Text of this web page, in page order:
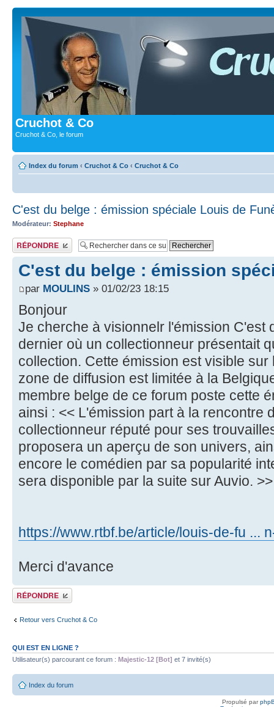
Cruchot & Co
Cruchot & Co, le forum
Index du forum ‹ Cruchot & Co ‹ Cruchot & Co
C'est du belge : émission spéciale Louis de
Modérateur: Stephane
Publier une réponse
C'est du belge : émission
par MOULINS » 01/02/23 18:15
Bonjour
Je cherche à visionnelr l'émission C'est
dernier où un collectionneur présentait
collection. Cette émission est visible
zone de diffusion est limitée à la
membre belge de ce forum poste cette
ainsi : << L'émission part à la rencontre
collectionneur réputé pour ses
proposera un aperçu de son univers,
encore le comédien par sa popularité
sera disponible par la suite sur Auvio. >>
https://www.rtbf.be/article/louis-de-fu ...
Merci d'avance
Publier une réponse
Retour vers Cruchot & Co
QUI EST EN LIGNE ?
Utilisateur(s) parcourant ce forum : Majestic-12 [Bot] et 7 invité(s)
Index du forum
Propulsé par